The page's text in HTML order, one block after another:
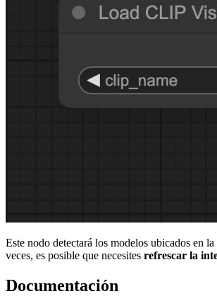
Este nodo detectará los modelos ubicados en la
veces, es posible que necesites refrescar la
Documentación